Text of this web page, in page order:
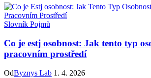
Slovník Pojmů
Co je estj osobnost: Jak tento typ
pracovním prostředí
OdByznys Lab 1. 4. 2026